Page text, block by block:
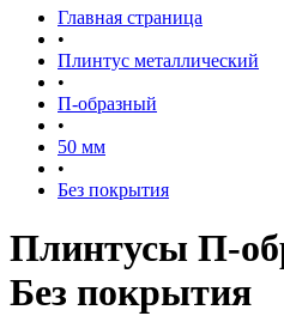
Главная страница
•
Плинтус металлический
•
П-образный
•
50 мм
•
Без покрытия
Плинтусы П-
Без покрытия